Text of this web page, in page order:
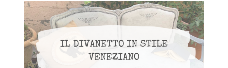
Quel
vecchio
divanetto